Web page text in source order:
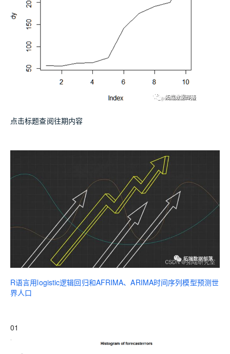
点击标题查阅往期内容
R语言用logistic逻辑回归和AFRIMA、ARIMA时间序列模型预测世
界人口
01